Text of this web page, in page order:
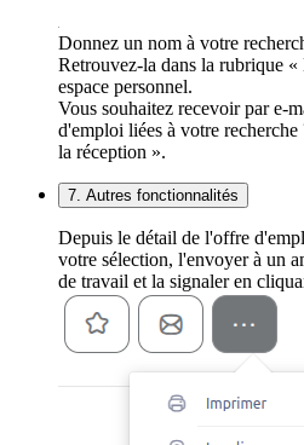
Donnez un nom à votre
Retrouvez-la dans la rubrique
espace personnel.
Vous souhaitez recevoir par e-
d'emploi liées à votre
la réception ».
7. Autres fonctionnalités
Depuis le détail de l'offre
votre sélection, l'envoyer à un
de travail et la signaler en